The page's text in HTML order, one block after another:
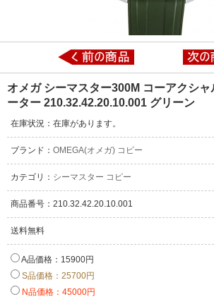
オメガ シーマスター300M コーアクシ
ーター 210.32.42.20.10.001 グリーン
在庫状況：在庫があります。
ブランド： OMEGA(オメガ) コピー
カテゴリ： シーマスター コピー
商品番号：210.32.42.20.10.001
送料無料
A品価格：15900円
S品価格：25700円
N品価格：45000円